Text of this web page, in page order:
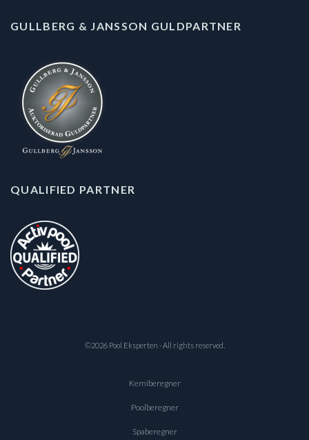
GULLBERG & JANSSON GULDPARTNER
QUALIFIED PARTNER
©2026 Pool Eksperten · All rights reserved.
Kemiberegner
Poolberegner
Spaberegner